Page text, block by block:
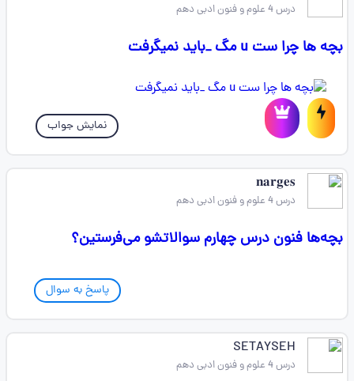
درس 4 علوم و فنون ادبی دهم
بچه ها چرا ست u مگ _باید نمیگرفت
نمایش جواب
𝐧𝐚𝐫𝐠𝐞𝐬
درس 4 علوم و فنون ادبی دهم
بچه‌ها فنون درس چهارم سوالاتشو می‌فرستین؟
پاسخ به سوال
SETAYSEH
درس 4 علوم و فنون ادبی دهم